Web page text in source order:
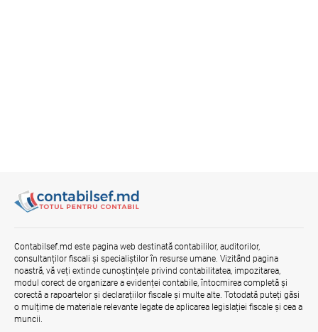
Contabilsef.md este pagina web destinată contabililor, auditorilor,
consultanților fiscali și specialiștilor în resurse umane. Vizitând pagina
noastră, vă veți extinde cunoștințele privind contabilitatea, impozitarea,
modul corect de organizare a evidenței contabile, întocmirea completă și
corectă a rapoartelor și declarațiilor fiscale și multe alte. Totodată puteți găsi
o mulțime de materiale relevante legate de aplicarea legislației fiscale și cea a
muncii.